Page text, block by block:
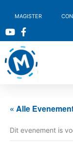
MAGISTER
« Alle
Dit evenement is